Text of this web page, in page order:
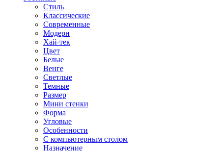
Стиль
Классические
Современные
Модерн
Хай-тек
Цвет
Белые
Венге
Светлые
Темные
Размер
Мини стенки
Форма
Угловые
Особенности
С компьютерным столом
Назначение